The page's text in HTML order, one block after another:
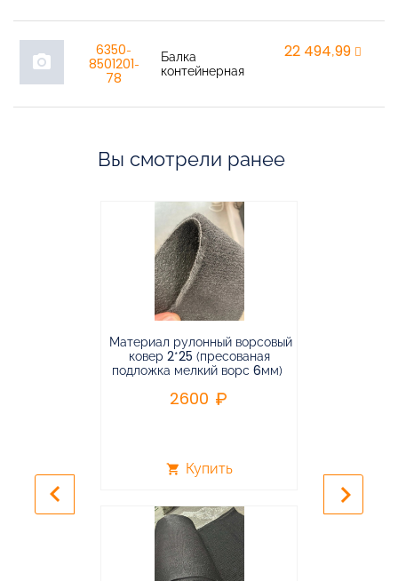
photo_camera
6350-
8501201-
78
Балка
контейнерная
22 494,99
Вы смотрели ранее
Материал рулонный ворсовый
ковер 2*25 (пресованая
подложка мелкий ворс 6мм)
2600
shopping_cart Купить
keyboard_arrow_left keyboard_arrow_right